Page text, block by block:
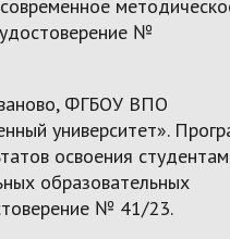
№
ФГБОУ ВПО
университет».
освоения
образовательных
№ 41/23.